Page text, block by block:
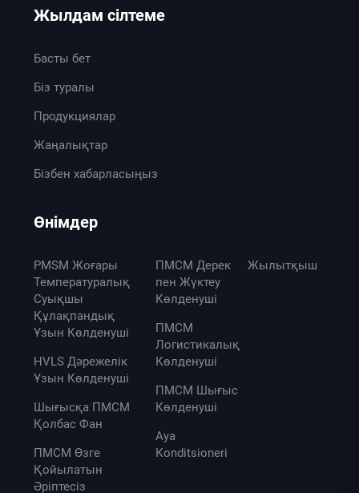
Жылдам сілтеме
Басты бет
Біз туралы
Продукциялар
Жаңалықтар
Бізбен хабарласыңыз
Өнімдер
PMSM Жоғары
Температуралық
Суықшы
Құлақпандық
Ұзын Көлденуші
HVLS Дәрежелік
Ұзын Көлденуші
Шығысқа ПМСМ
Қолбас Фан
ПМСМ Өзге
Қойылатын
Әріптесіз
ПМСМ Дерек
пен Жүктеу
Көлденуші
ПМСМ
Логистикалық
Көлденуші
ПМСМ Шығыс
Көлденуші
Ауа
Кonditsionerі
Жылытқыш